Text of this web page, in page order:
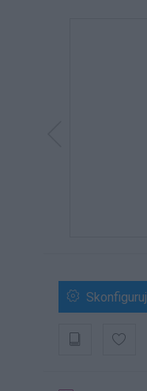
Skonfiguruj